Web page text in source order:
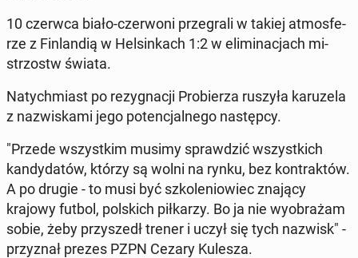
10 czerwca biało-czer­wo­ni prze­gra­li w takiej at­mos­fe­
rze z Fin­lan­dią w Hel­sin­kach 1:2 w eli­mi­na­cjach mi­
strzostw świata.
Na­tych­miast po re­zy­gna­cji Pro­bie­rza ruszyła ka­ru­ze­la
z na­zwi­ska­mi jego po­ten­cjal­ne­go na­stęp­cy.
"Przede wszyst­kim musimy spraw­dzić wszyst­kich
kan­dy­da­tów, którzy są wolni na rynku, bez kon­trak­tów.
A po drugie - to musi być szko­le­nio­wiec znający
krajowy futbol, pol­skich pił­ka­rzy. Bo ja nie wy­obra­żam
sobie, żeby przy­szedł trener i uczył się tych nazwisk" -
przy­znał prezes PZPN Cezary Kulesza.